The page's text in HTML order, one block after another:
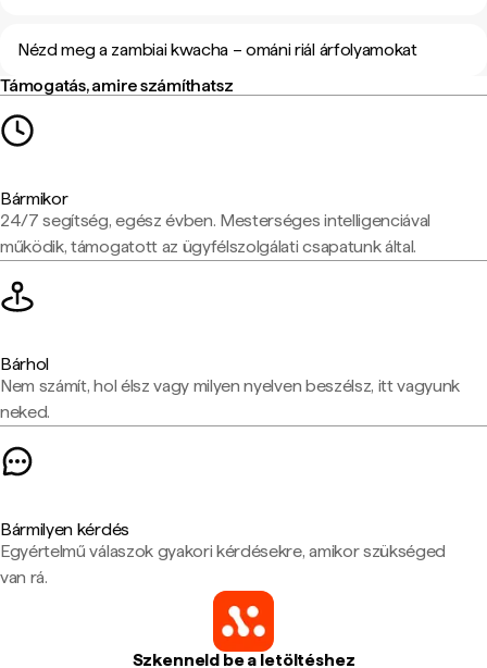
Nézd meg a zambiai kwacha – ománi riál árfolyamokat
Támogatás, amire számíthatsz
Bármikor
24/7 segítség, egész évben. Mesterséges intelligenciával
működik, támogatott az ügyfélszolgálati csapatunk által.
Bárhol
Nem számít, hol élsz vagy milyen nyelven beszélsz, itt vagyunk
neked.
Bármilyen kérdés
Egyértelmű válaszok gyakori kérdésekre, amikor szükséged
van rá.
Szkenneld be a letöltéshez